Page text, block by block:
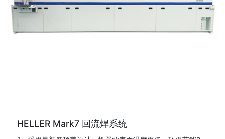
HELLER Mark7 回流焊系统